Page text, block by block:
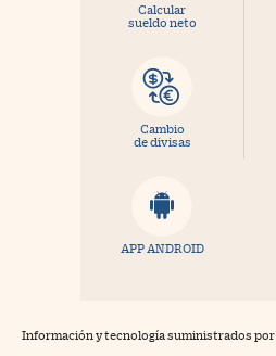
Calcular
sueldo neto
Cambio
de divisas
APP ANDROID
Información y tecnología suministrados por